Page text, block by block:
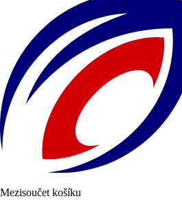
Mezisoučet košíku